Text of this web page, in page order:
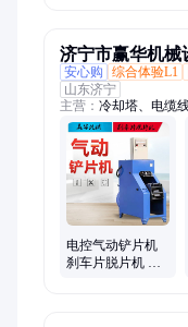
济宁市赢华机械
安心购
综合体验L1
山东济宁
主营： 冷却塔、电缆
速机、软起动、粉碎
拌罐、拉紧器、钻孔
土机、冷却塔减速机
喷淋养护设备、蒸汽机
电控气动铲片机
刹车片脱片机 大